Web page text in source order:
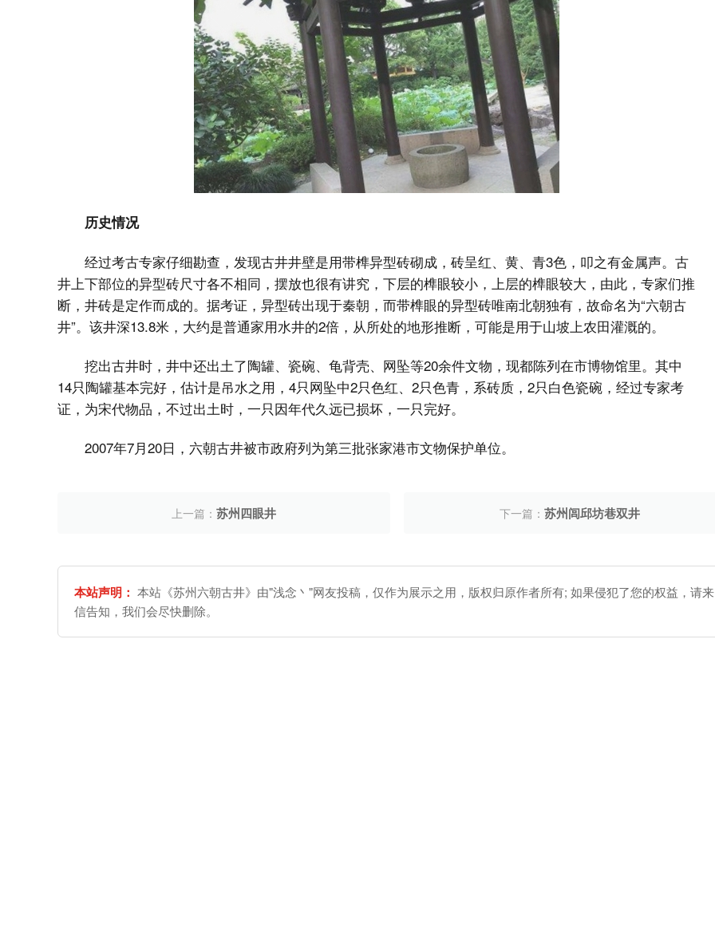
历史情况
经过考古专家仔细勘查，发现古井井壁是用带榫异型砖砌成，砖呈红、黄、青3色，叩之有金属声。古
井上下部位的异型砖尺寸各不相同，摆放也很有讲究，下层的榫眼较小，上层的榫眼较大，由此，专家们推
断，井砖是定作而成的。据考证，异型砖出现于秦朝，而带榫眼的异型砖唯南北朝独有，故命名为“六朝古
井”。该井深13.8米，大约是普通家用水井的2倍，从所处的地形推断，可能是用于山坡上农田灌溉的。
挖出古井时，井中还出土了陶罐、瓷碗、龟背壳、网坠等20余件文物，现都陈列在市博物馆里。其中
14只陶罐基本完好，估计是吊水之用，4只网坠中2只色红、2只色青，系砖质，2只白色瓷碗，经过专家考
证，为宋代物品，不过出土时，一只因年代久远已损坏，一只完好。
2007年7月20日，六朝古井被市政府列为第三批张家港市文物保护单位。
上一篇： 苏州四眼井 下一篇： 苏州闾邱坊巷双井
本站声明： 本站《苏州六朝古井》由"浅念丶"网友投稿，仅作为展示之用，版权归原作者所有; 如果侵犯了您的权益，请来
信告知，我们会尽快删除。